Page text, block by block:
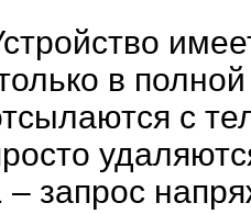
в
с
– запрос